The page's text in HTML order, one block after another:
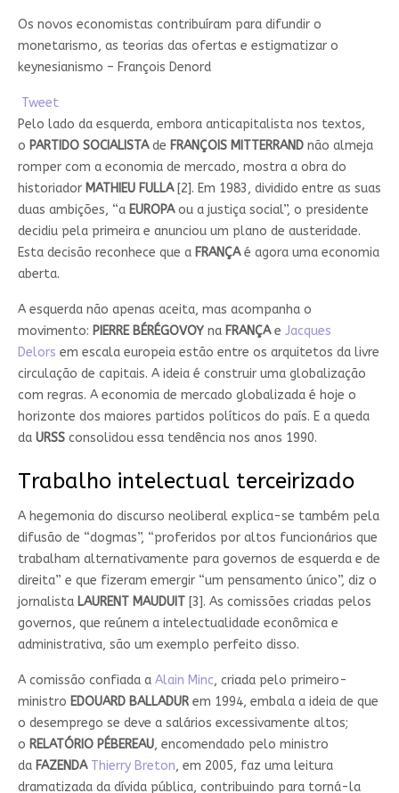
Os novos economistas contribuíram para difundir o
monetarismo, as teorias das ofertas e estigmatizar o
keynesianismo – François Denord
Tweet
Pelo lado da esquerda, embora anticapitalista nos textos,
o PARTIDO SOCIALISTAde FRANÇOIS MITTERRANDnão almeja
romper com a economia de mercado, mostra a obra do
historiador MATHIEU FULLA[2]. Em 1983, dividido entre as suas
duas ambições, “a EUROPAou a justiça social”, o presidente
decidiu pela primeira e anunciou um plano de austeridade.
Esta decisão reconhece que a FRANÇAé agora uma economia
aberta.
A esquerda não apenas aceita, mas acompanha o
movimento: PIERRE BÉRÉGOVOYna FRANÇAe Jacques
Delors em escala europeia estão entre os arquitetos da livre
circulação de capitais. A ideia é construir uma globalização
com regras. A economia de mercado globalizada é hoje o
horizonte dos maiores partidos políticos do país. E a queda
da URSSconsolidou essa tendência nos anos 1990.
Trabalho intelectual terceirizado
A hegemonia do discurso neoliberal explica-se também pela
difusão de “dogmas”, “proferidos por altos funcionários que
trabalham alternativamente para governos de esquerda e de
direita” e que fizeram emergir “um pensamento único”, diz o
jornalista LAURENT MAUDUIT[3]. As comissões criadas pelos
governos, que reúnem a intelectualidade econômica e
administrativa, são um exemplo perfeito disso.
A comissão confiada a Alain Minc, criada pelo primeiro-
ministro EDOUARD BALLADURem 1994, embala a ideia de que
o desemprego se deve a salários excessivamente altos;
o RELATÓRIO PÉBEREAU, encomendado pelo ministro
da FAZENDA Thierry Breton, em 2005, faz uma leitura
dramatizada da dívida pública, contribuindo para torná-la